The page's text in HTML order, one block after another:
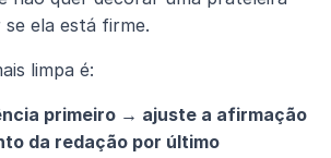
ela está firme.
limpa é:
primeiro → ajuste a afirmação
da redação por último